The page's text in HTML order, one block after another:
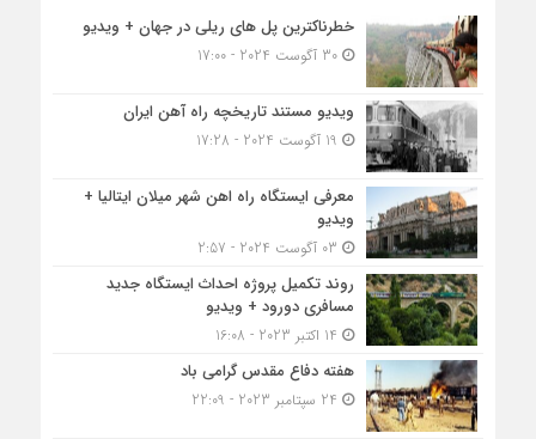
خطرناکترین پل های ریلی در جهان + ویدیو
30 آگوست 2024 - 17:00
ویدیو مستند تاریخچه راه آهن ایران
معرفی ایستگاه راه اهن شهر میلان ایتالیا +
ویدیو
روند تکمیل پروژه احداث ایستگاه جدید
مسافری دورود + ویدیو
هفته دفاع مقدس گرامی باد